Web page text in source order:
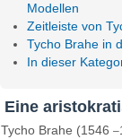
Modellen
Zeitleiste von
Tycho Brahe in
In dieser
Eine
Tycho Brahe (1546–